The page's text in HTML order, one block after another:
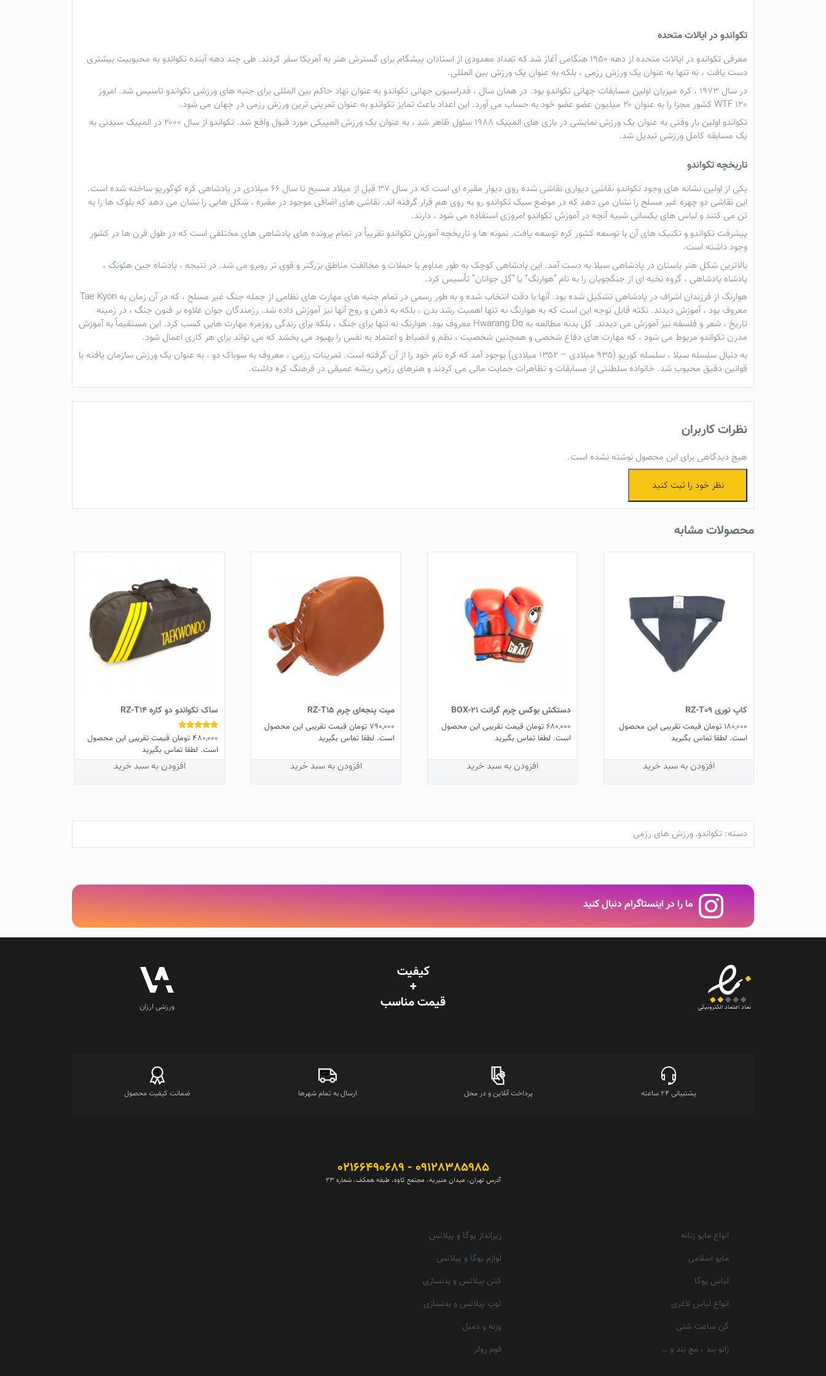
تکواندو در ایالات متحده
معرفی تکواندو در ایالات متحده از دهه 1950 هنگامی آغاز شد که تعداد معدودی از استادان پیشگام برای گسترش هنر به آمریکا سفر کردند. طی چند دهه آینده تکواندو به محبوبیت بیشتری
دست یافت ، نه تنها به عنوان یک ورزش رزمی ، بلکه به عنوان یک ورزش بین المللی.
در سال ۱۹۷۳ ، کره میزبان اولین مسابقات جهانی تکواندو بود. در همان سال ، فدراسیون جهانی
تکواندو به عنوان نهاد حاکم بین المللی برای جنبه های ورزشی تکواندو تاسیس شد. امروز
WTF 120 کشور مجزا را به عنوان ۲۰ میلیون عضو عضو خود به حساب می آورد. این اعداد باعث تمایز
تکواندو به عنوان تمرینی ترین ورزش رزمی در جهان می شود.
تکواندو اولین بار وقتی به عنوان یک ورزش نمایشی در بازی های المپیک ۱۹۸۸ سئول ظاهر شد ، به عنوان یک ورزش المپیکی مورد قبول واقع شد. تکواندو
از سال ۲۰۰۰ در المپیک سیدنی به
یک مسابقه کامل ورزشی تبدیل شد.
تاریخچهتکواندو
یکی از اولین نشانه های وجود تکواندو
نقاشی دیواری نقاشی شده روی دیوار مقبره ای است که در سال ۳۷ قبل از میلاد مسیح تا سال ۶۶ میلادی در پادشاهی کره کوگوریو ساخته شده است.
این نقاشی دو چهره غیر مسلح را نشان می دهد که در موضع سبک تکواندو رو به روی هم قرار گرفته اند. نقاشی های اضافی موجود در مقبره ، شکل هایی را نشان می دهد که بلوک ها را به
تن می کنند و لباس های یکسانی شبیه آنچه در آموزش تکواندو امروزی استفاده می شود ، دارند.
پیشرفت تکواندو و تکنیک های آن با توسعه کشور کره توسعه یافت. نمونه ها و تاریخچه آموزش تکواندو تقریباً در تمام پرونده های پادشاهی های مختلفی است که در طول قرن ها در کشور
وجود داشته است.
بالاترین شکل هنر باستان در پادشاهی سیلا به دست آمد. این پادشاهی کوچک به طور مداوم با حملات و مخالفت مناطق بزرگتر و قوی تر روبرو می شد. در نتیجه ، پادشاه جین هئونگ ،
پادشاه پادشاهی ، گروه نخبه ای از جنگجویان را به نام “هوارنگ” یا “گل جوانان” تأسیس کرد.
هوارنگ از فرزندان اشراف در پادشاهی تشکیل شده بود. آنها با دقت انتخاب شده و به طور رسمی در تمام جنبه های مهارت های نظامی از جمله جنگ غیر مسلح ، که در آن زمان به Tae Kyon
معروف بود ، آموزش دیدند. نکته قابل توجه این است که به هوارنگ نه تنها اهمیت رشد بدن ، بلکه به ذهن و روح آنها نیز آموزش داده شد. رزمندگان جوان علاوه بر فنون جنگ ، در زمینه
تاریخ ، شعر و فلسفه نیز آموزش می دیدند. کل بدنه مطالعه به Hwarang Do معروف بود. هوارنگ نه تنها برای جنگ ، بلکه برای زندگی روزمره مهارت هایی کسب کرد. این مستقیماً به آموزش
مدرن تکواندو مربوط می شود ، که مهارت های دفاع شخصی و همچنین شخصیت ، نظم و انضباط و اعتماد به نفس را بهبود می بخشد که می تواند برای هر کاری اعمال شود.
به دنبال سلسله سیلا ، سلسله کوریو (۹۳۵ میلادی – ۱۳۵۲ میلادی) بوجود آمد که کره نام خود را از آن گرفته است. تمرینات رزمی ، معروف به سوباک دو ، به عنوان یک ورزش سازمان یافته با
قوانین دقیق محبوب شد. خانواده سلطنتی از مسابقات و تظاهرات حمایت مالی می کردند و هنرهای رزمی ریشه عمیقی در فرهنگ کره داشت.
نظرات کاربران
هیچ دیدگاهی برای این محصول نوشته نشده است.
نظر خود را ثبت کنید
محصولات مشابه
کاپ توری RZ-T09
180,000 تومان قیمت تقریبی این محصول
است. لطفا تماس بگیرید
افزودن به سبد خرید
دستکش بوکس چرم گرانت BOX-21
680,000 تومانقیمت تقریبی این محصول
است. لطفا تماس بگیرید
افزودن به سبد خرید
میت پنجه‌ای چرم RZ-T15
790,000 تومانقیمت تقریبی این محصول
است. لطفا تماس بگیرید
افزودن به سبد خرید
ساک تکواندو دو کاره RZ-T14
نمره
5.00
از 5
480,000 تومانقیمت تقریبی این محصول
است. لطفا تماس بگیرید
افزودن به سبد خرید
دسته: تکواندو,ورزش های رزمی
ما را در اینستاگرام دنبال کنید
نماد اعتماد الکترونیکی
کیفیت
+
قیمت‌ مناسب ورزشی ارزان
پشتیبانی 24 ساعته پرداخت آنلاین و در محل ارسال به تمام شهرها ضمانت کیفیت محصول
09128385985 - 02166490689
آدرس تهران، میدان منیریه، مجتمع کاوه، طبقه همکف، شماره 23
انواع مایو زنانه
مایو اسلامی
لباس یوگا
انواع لباس لاغری
گن ساعت شنی
زانو بند ، مچ بند و …
زیرانداز یوگا و پیلاتس
لوازم یوگا و پیلاتس
کش پیلاتس و بدنسازی
توپ پیلاتس و بدنسازی
وزنه و دمبل
فوم رولر